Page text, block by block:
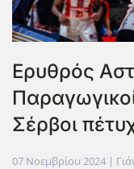
Eρυθρός
Σέρβοι
07 Νοεμβρίου 2024 |